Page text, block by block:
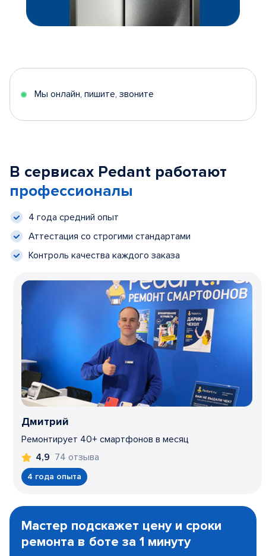
Мы онлайн, пишите, звоните
В сервисах Pedant работают
профессионалы
4 года средний опыт
Аттестация со строгими стандартами
Контроль качества каждого заказа
Дмитрий
Ремонтирует 40+ смартфонов в месяц
4,9 74 отзыва
4 года опыта
1
Мастер подскажет цену и сроки
ремонта в боте за 1 минуту